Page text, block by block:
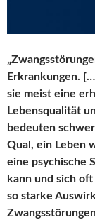
Erkrankungen.
sie meist eine
Lebensqualität
bedeuten
Qual, ein Leben
eine psychische
kann und sich
so starke